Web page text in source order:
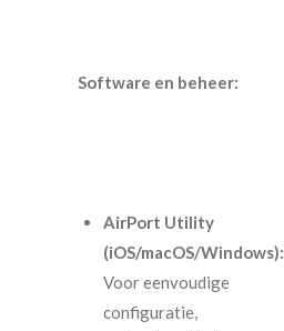
Software en beheer:
AirPort Utility
(iOS/macOS/Windows):
Voor eenvoudige
configuratie,